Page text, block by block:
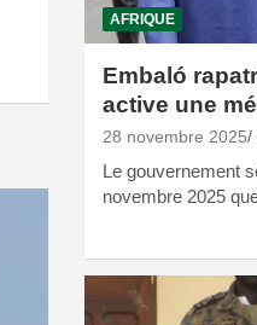
AFRIQUE
Embaló
active une
28 novembre 2025
Le gouvernement
novembre 2025